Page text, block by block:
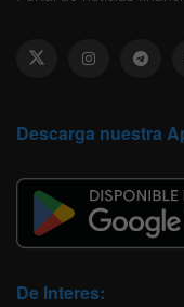
Descarga nuestra
De Interes: